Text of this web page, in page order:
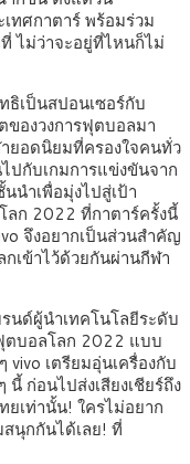
ทศกาตาร์ พร้อมร่วม
ไม่ว่าจะอยู่ที่ไหนก็ไม่
ธิเป็นสปอนเซอร์กับ
ของวงการฟุตบอลมา
ยอดนิยมที่ครองใจคนทั่ว
ปกับเกมการแข่งขันจาก
นำเพื่อมุ่งไปสู่เป้า
ลก 2022 ที่กาตาร์ครั้งนี้
จึงอยากเป็นส่วนสำคัญ
เข้าไว้ด้วยกันผ่านกีฬา
นด์ผู้นำเทคโนโลยีระดับ
ตบอลโลก 2022 แบบ
เตรียมอุ่นเครื่องกับ
ก่อนไปส่งเสียงเชียร์ถึง
เท่านั้น! ใครไม่อยาก
นุกกันได้เลย! ที่